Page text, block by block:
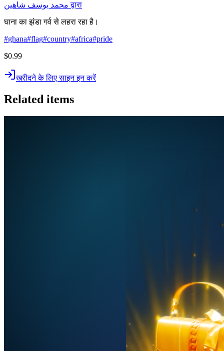
محمد يوسف شاهين द्वारा
घाना का झंडा गर्व से लहरा रहा है।
#ghana#flag#country#africa#pride
$0.99
खरीदने के लिए साइन इन करें
Related items